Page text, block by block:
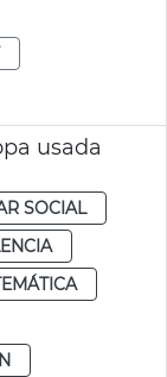
usada
SOCIAL